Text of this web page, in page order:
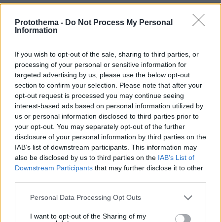
Protothema - Do Not Process My Personal
Information
If you wish to opt-out of the sale, sharing to third parties, or
processing of your personal or sensitive information for
targeted advertising by us, please use the below opt-out
section to confirm your selection. Please note that after your
opt-out request is processed you may continue seeing
interest-based ads based on personal information utilized by
us or personal information disclosed to third parties prior to
your opt-out. You may separately opt-out of the further
disclosure of your personal information by third parties on the
IAB’s list of downstream participants. This information may
also be disclosed by us to third parties on the IAB’s List of
Downstream Participants that may further disclose it to other
Please note that this website/app uses one or more Google
not limited to your visit or usage behaviour. You may click to
Personal Data Processing Opt Outs
I want to opt-out of the Sharing of my